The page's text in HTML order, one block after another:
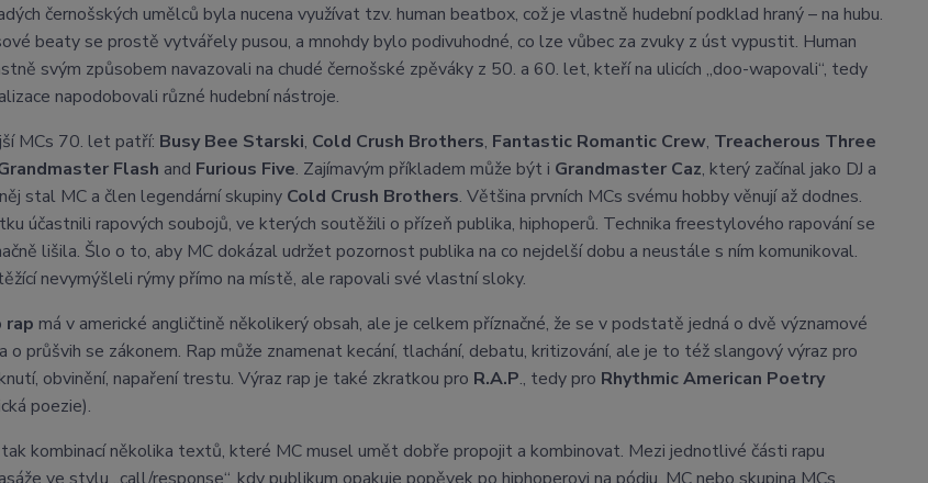
černošských umělců byla nucena využívat tzv. human beatbox, což je vlastně hudební podklad hraný – na hubu.
beaty se prostě vytvářely pusou, a mnohdy bylo podivuhodné, co lze vůbec za zvuky z úst vypustit. Human
svým způsobem navazovali na chudé černošské zpěváky z 50. a 60. let, kteří na ulicích „doo-wapovali“, tedy
napodobovali různé hudební nástroje.
MCs 70. let patří: Busy Bee Starski, Cold Crush Brothers, Fantastic Romantic Crew, Treacherous Three
Flash and Furious Five. Zajímavým příkladem může být i Grandmaster Caz, který začínal jako DJ a
stal MC a člen legendární skupiny Cold Crush Brothers. Většina prvních MCs svému hobby věnují až dodnes.
účastnili rapových soubojů, ve kterých soutěžili o přízeň publika, hiphoperů. Technika freestylového rapování se
lišila. Šlo o to, aby MC dokázal udržet pozornost publika na co nejdelší dobu a neustále s ním komunikoval.
nevymýšleli rýmy přímo na místě, ale rapovali své vlastní sloky.
rap má v americké angličtině několikerý obsah, ale je celkem příznačné, že se v podstatě jedná o dvě významové
o průšvih se zákonem. Rap může znamenat kecání, tlachání, debatu, kritizování, ale je to též slangový výraz pro
obvinění, napaření trestu. Výraz rap je také zkratkou pro R.A.P., tedy pro Rhythmic American Poetry
poezie).
kombinací několika textů, které MC musel umět dobře propojit a kombinovat. Mezi jednotlivé části rapu